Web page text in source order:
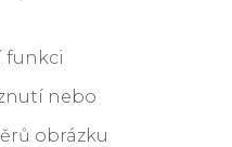
funkci
nebo
obrázku